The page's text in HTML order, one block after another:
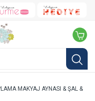
MAKYAJ AYNASI & ŞAL &